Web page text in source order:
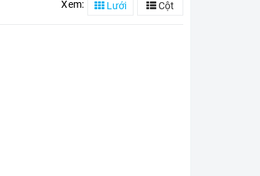
Xem: Lưới Cột